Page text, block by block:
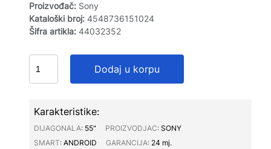
Proizvođač: Sony
Kataloški broj: 4548736151024
Šifra artikla: 44032352
Dodaj u korpu
Karakteristike:
DIJAGONALA∶ 55" PROIZVODJAC∶ SONY
SMART∶ ANDROID GARANCIJA∶ 24 mj.